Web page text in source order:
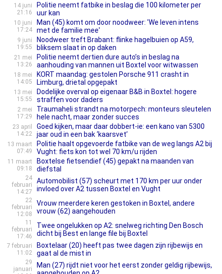
14 juni
21:16
Politie neemt fatbike in beslag die 100 kilometer per
uur kan
10 juni
17:24
Man (45) komt om door noodweer: 'We leven intens
met de familie mee'
9 juni
19:55
Noodweer treft Brabant: flinke hagelbuien op A59,
bliksem slaat in op daken
21 mei
13:26
Politie neemt dertien dure auto’s in beslag na
aanhouding van mannen uit Boxtel voor witwassen
18 mei
14:05
KORT maandag: gestolen Porsche 911 crasht in
Limburg, drietal opgepakt
13 mei
15:55
Dodelijke overval op eigenaar B&B in Boxtel: hogere
straffen voor daders
2 mei
17:29
Traumaheli strandt na motorpech: monteurs sleutelen
hele nacht, maar zonder succes
23 april
14:22
Goed kijken, maar daar dobbert-ie: een kano van 5300
jaar oud in een bak ‘kaarsvet’
13 maart
07:49
Politie haalt opgevoerde fatbike van de weg langs A2 bij
Vught: fiets kon tot wel 70 km/u rijden
11 maart
09:18
Boxtelse fietsendief (45) gepakt na maanden van
diefstal
24
februari
14:27
Automobilist (57) scheurt met 170 km per uur onder
invloed over A2 tussen Boxtel en Vught
22
februari
12:08
Vrouw meerdere keren gestoken in Boxtel, andere
vrouw (62) aangehouden
11
februari
17:46
Twee ongelukken op A2: snelweg richting Den Bosch
dicht bij Best en lange file bij Boxtel
7 februari
11:02
Boxtelaar (20) heeft pas twee dagen zijn rijbewijs en
gaat al de mist in
29
januari
Man (27) rijdt niet voor het eerst zonder geldig rijbewijs,